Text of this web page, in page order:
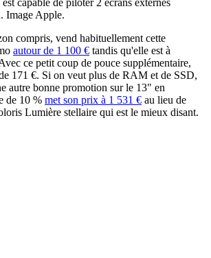
Image Apple.
compris, vend habituellement cette
autour de 1 100 € tandis qu'elle est à
ce petit coup de pouce supplémentaire,
171 €. Si on veut plus de RAM et de SSD,
autre bonne promotion sur le 13" en
de 10 % met son prix à 1 531 € au lieu de
Lumière stellaire qui est le mieux disant.